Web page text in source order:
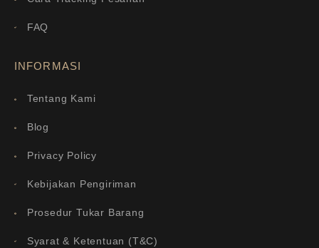
FAQ
INFORMASI
Tentang Kami
Blog
Privacy Policy
Kebijakan Pengiriman
Prosedur Tukar Barang
Syarat & Ketentuan (T&C)